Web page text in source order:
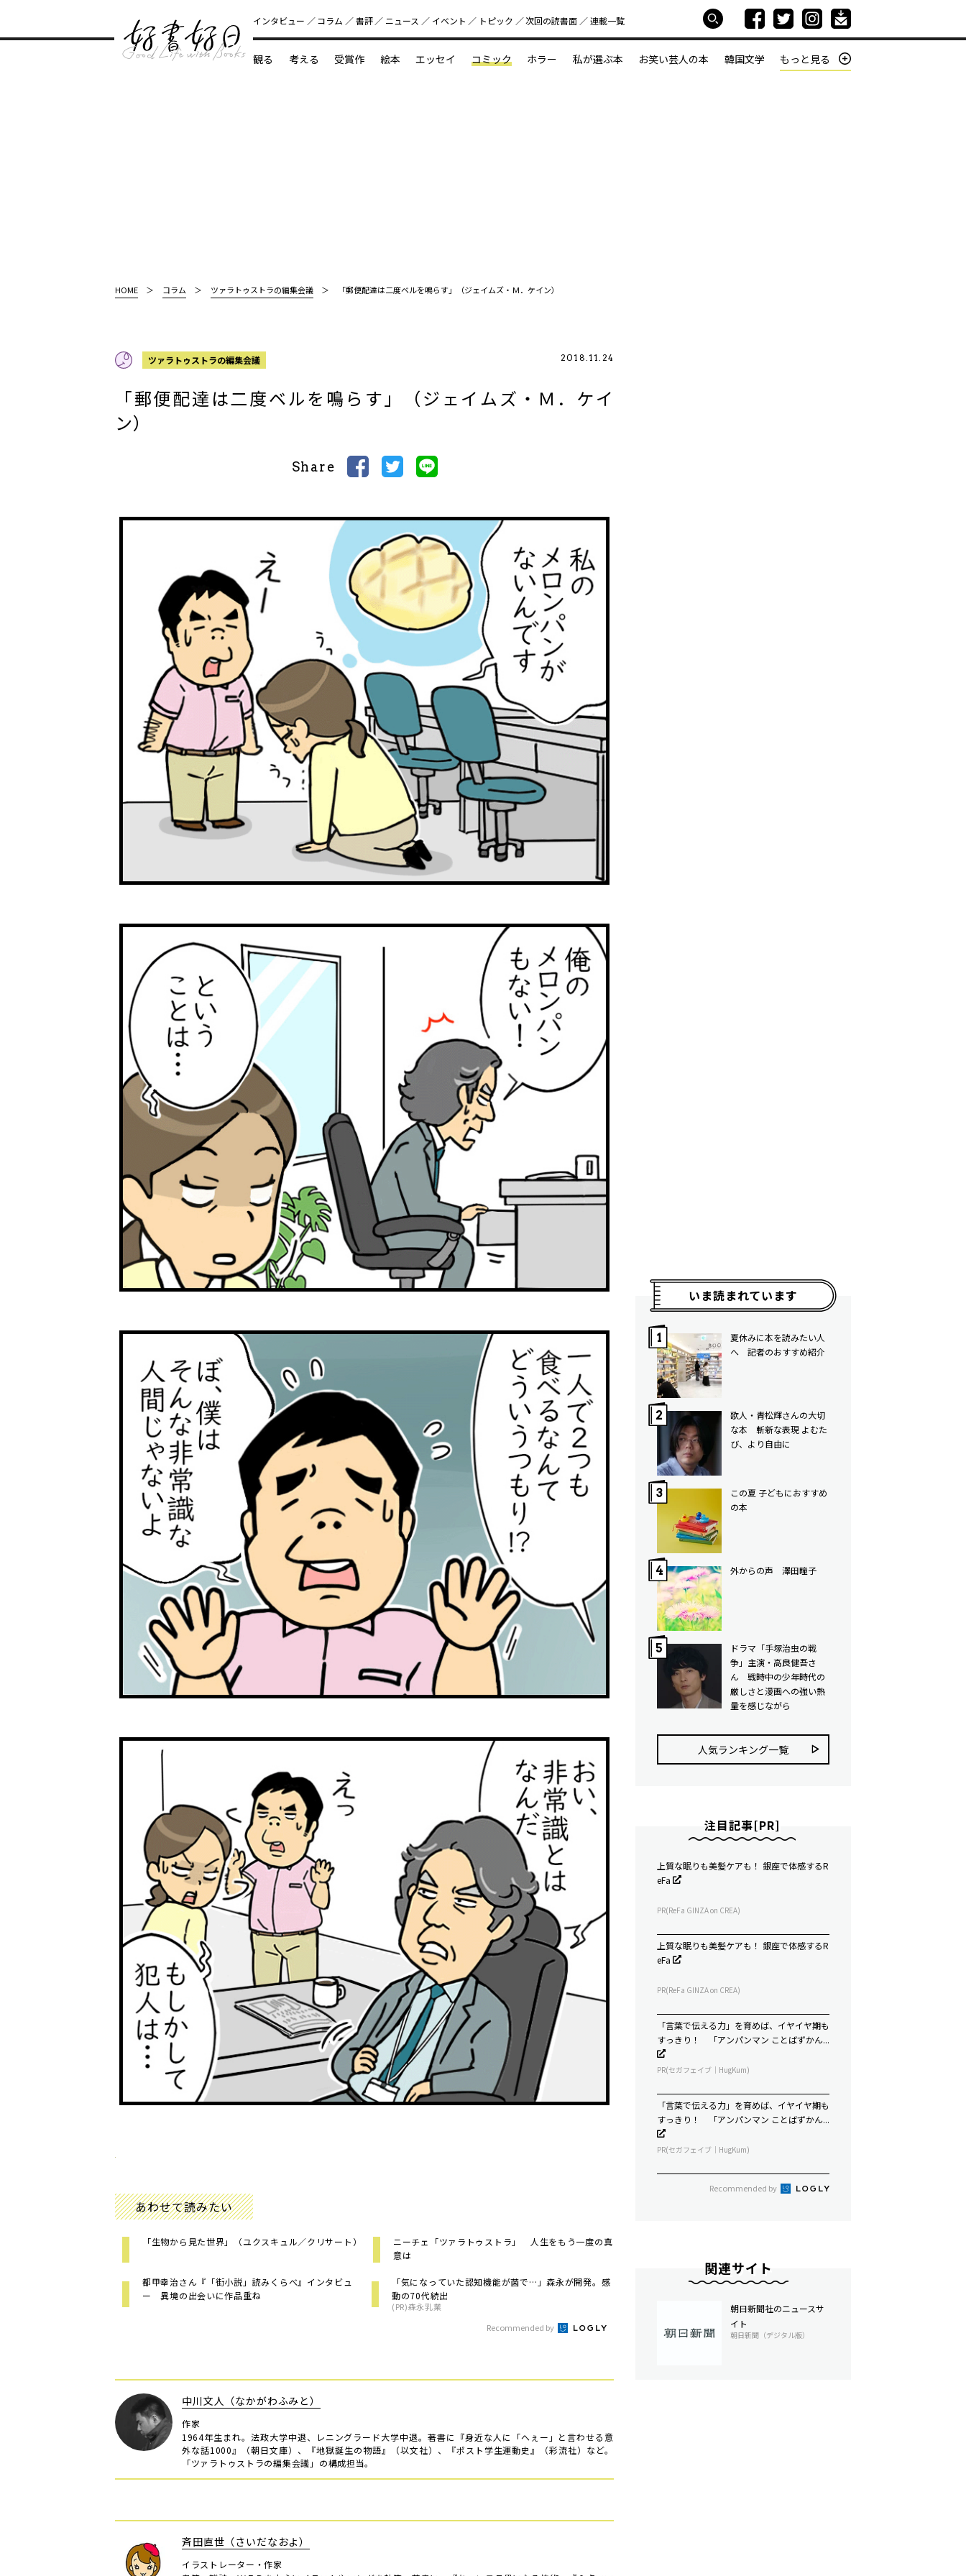
好書好日
インタビュー コラム 書評 ニュース イベント トピック 次回の読書⾯ 連載一覧
観る 考える 受賞作 絵本 エッセイ コミック ホラー 私が選ぶ本 お笑い芸人の本 韓国文学 もっと見る
HOME コラム ツァラトゥストラの編集会議 「郵便配達は二度ベルを鳴らす」（ジェイムズ・Ｍ．ケイン）
ツァラトゥストラの編集会議 2018.11.24
「郵便配達は二度ベルを鳴らす」（ジェイムズ・Ｍ．ケイ
ン）
Share
あわせて読みたい
「生物から見た世界」（ユクスキュル／クリサート）
ニーチェ「ツァラトゥストラ」 人生をもう一度の真
意は
都甲幸治さん『「街小説」読みくらべ』インタビュ
ー 異境の出会いに作品重ね
「気になっていた認知機能が菌で…」森永が開発。感
動の70代続出
(PR)森永乳業
Recommended by
中川文人（なかがわふみと）
作家
1964年生まれ。法政大学中退、レニングラード大学中退。著書に『身近な人に「へぇー」と言わせる意
外な話1000』（朝日文庫）、『地獄誕生の物語』（以文社）、『ポスト学生運動史』（彩流社）など。
「ツァラトゥストラの編集会議」の構成担当。
斉田直世（さいだなおよ）
イラストレーター・作家
いま読まれています
夏休みに本を読みたい人
へ 記者のおすすめ紹介
歌人・青松輝さんの大切
な本 斬新な表現 よむた
び、より自由に
この夏 子どもにおすすめ
の本
外からの声 澤田瞳子
ドラマ「手塚治虫の戦
争」主演・高良健吾さ
ん 戦時中の少年時代の
厳しさと漫画への強い熱
量を感じながら
人気ランキング⼀覧
注目記事[PR]
上質な眠りも美髪ケアも！ 銀座で体感するR
eFa
PR(ReFa GINZA on CREA)
上質な眠りも美髪ケアも！ 銀座で体感するR
eFa
PR(ReFa GINZA on CREA)
「言葉で伝える力」を育めば、イヤイヤ期も
すっきり！ 「アンパンマン ことばずかん...
PR(セガフェイブ｜HugKum)
「言葉で伝える力」を育めば、イヤイヤ期も
すっきり！ 「アンパンマン ことばずかん...
PR(セガフェイブ｜HugKum)
Recommended by
関連サイト
朝日新聞社のニュースサ
イト
朝日新聞（デジタル版）